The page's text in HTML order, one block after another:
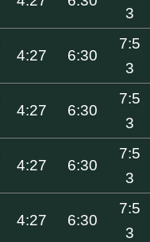
3
4:27 6:30
7:5
3
4:27 6:30
7:5
3
4:27 6:30
7:5
3
4:27 6:30
7:5
3